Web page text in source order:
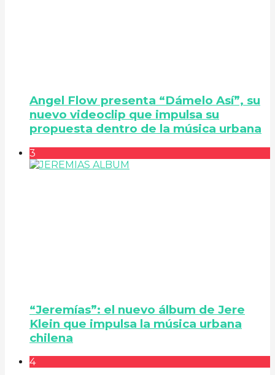
Angel Flow presenta “Dámelo Así”, su
nuevo videoclip que impulsa su
propuesta dentro de la música urbana
3
“Jeremías”: el nuevo álbum de Jere
Klein que impulsa la música urbana
chilena
4